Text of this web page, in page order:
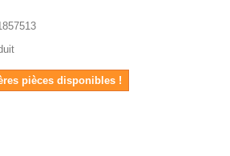
pièces disponibles !